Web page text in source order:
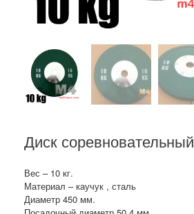
Диск соревновательный
Вес – 10 кг.
Материал – каучук , сталь
Диаметр 450 мм.